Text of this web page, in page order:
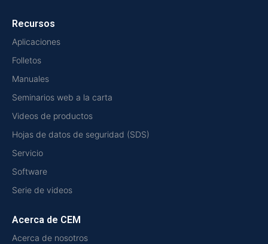
Recursos
Aplicaciones
Folletos
Manuales
Seminarios web a la carta
Videos de productos
Hojas de datos de seguridad (SDS)
Servicio
Software
Serie de videos
Acerca de CEM
Acerca de nosotros